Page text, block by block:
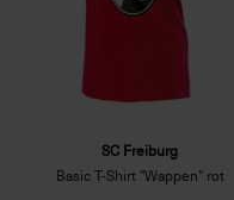
SC Freiburg
Basic T-Shirt "Wappen" rot